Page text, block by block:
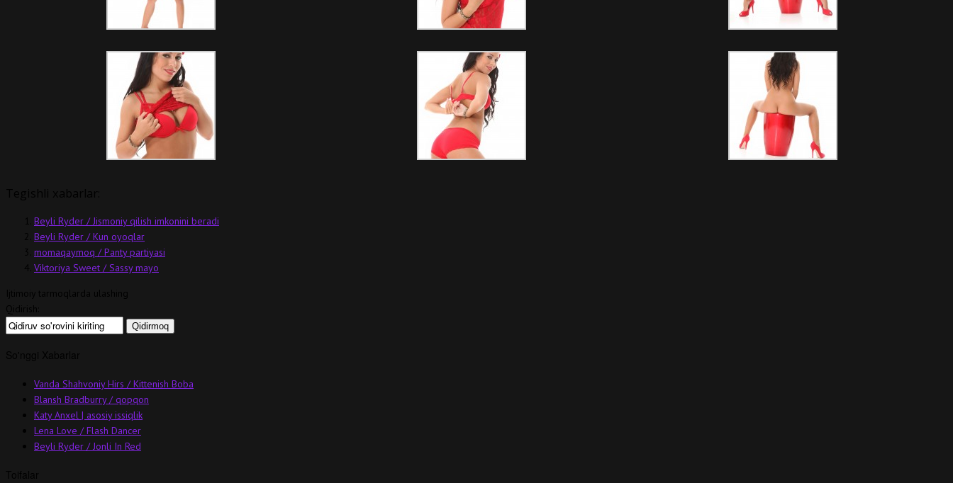
Beyli Ryder / Jismoniy qilish imkonini beradi
Beyli Ryder / Kun oyoqlar
momaqaymoq / Panty partiyasi
Viktoriya Sweet / Sassy mayo
Vanda Shahvoniy Hirs / Kittenish Boba
Blansh Bradburry / qopqon
Katy Anxel | asosiy issiqlik
Lena Love / Flash Dancer
Beyli Ryder / Jonli In Red